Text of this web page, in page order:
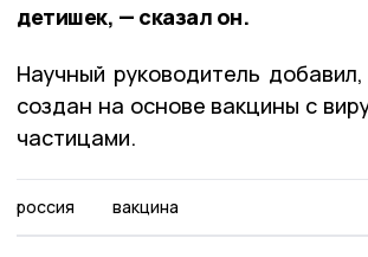
детишек, — сказал он.
Научный руководитель
создан на основе вакцины с
частицами.
россия вакцина